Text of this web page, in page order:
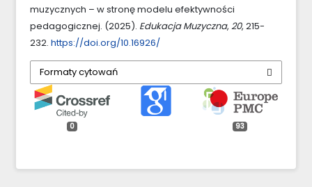
muzycznych – w stronę modelu efektywności
pedagogicznej. (2025). Edukacja Muzyczna, 20, 215-
232. https://doi.org/10.16926/
Formaty cytowań
0 93